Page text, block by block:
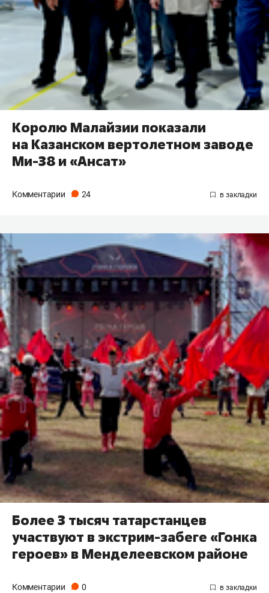
Королю Малайзии показали
на Казанском вертолетном заводе
Ми-38 и «Ансат»
Комментарии 24
Более 3 тысяч татарстанцев
участвуют в экстрим-забеге «Гонка
героев» в Менделеевском районе
Комментарии 0